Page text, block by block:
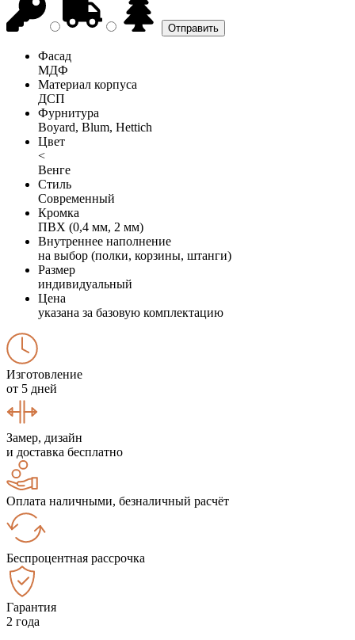
Фасад
МДФ
Материал корпуса
ДСП
Фурнитура
Boyard, Blum, Hettich
Цвет
<
Венге
Стиль
Современный
Кромка
ПВХ (0,4 мм, 2 мм)
Внутреннее наполнение
на выбор (полки, корзины, штанги)
Размер
индивидуальный
Цена
указана за базовую комплектацию
Изготовление
от 5 дней
Замер, дизайн
и доставка бесплатно
Оплата наличными, безналичный расчёт
Беспроцентная рассрочка
Гарантия
2 года